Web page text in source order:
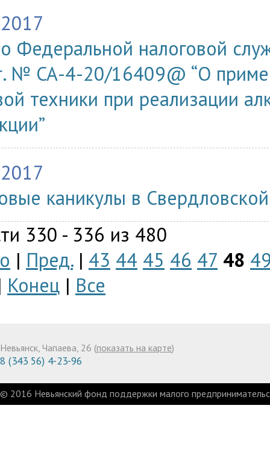
Федеральной налоговой
№ СА-4-20/16409@ “О
техники при реализации
каникулы в
330 - 336 из 480
| Пред.| 43 44 45 46 47 48
Конец | Все
Невьянск, Чапаева, 26 (показать на карте)
8 (343 56) 4-23-96
© 2016 Невьянский фонд поддержки малого